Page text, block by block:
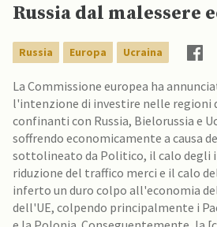
Russia dal malessere
Russia Europa Ucraina
La Commissione europea ha
l'intenzione di investire nelle regioni
confinanti con Russia, Bielorussia e
soffrendo economicamente a causa
sottolineato da Politico, il calo degli
riduzione del traffico merci e il calo
inferto un duro colpo all'economia
dell'UE, colpendo principalmente i